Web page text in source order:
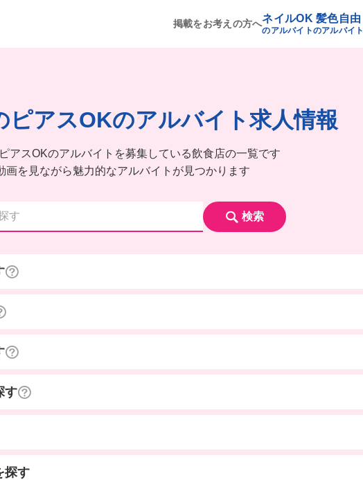
掲載をお考えの方へネイルOK
のアルバイト
髪色自由
のアルバイト
ピアスOKのアルバイト求人情報
アスOKのアルバイトを募集している飲食店の一覧です
画を見ながら魅力的なアルバイトが見つかります
検索
す
探す